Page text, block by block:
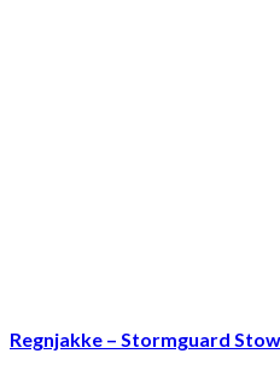
Regnjakke – Stormguard